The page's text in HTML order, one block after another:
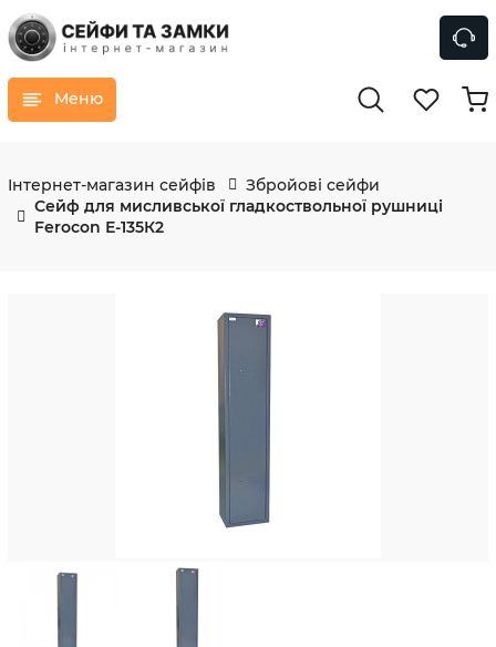
Меню
Інтернет-магазин сейфів
Збройові сейфи
Сейф для мисливської гладкоствольної рушниці
Ferocon Е-135К2